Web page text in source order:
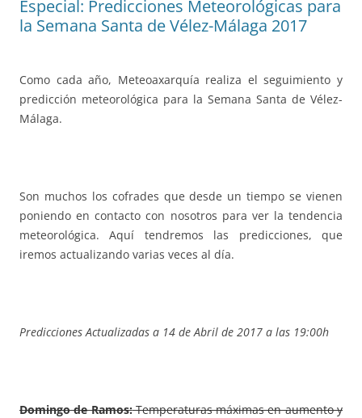
Especial: Predicciones Meteorológicas para
la Semana Santa de Vélez-Málaga 2017
Como cada año, Meteoaxarquía realiza el seguimiento y
predicción meteorológica para la Semana Santa de Vélez-
Málaga.
Son muchos los cofrades que desde un tiempo se vienen
poniendo en contacto con nosotros para ver la tendencia
meteorológica. Aquí tendremos las predicciones, que
iremos actualizando varias veces al día.
Predicciones Actualizadas a 14 de Abril de 2017 a las 19:00h
Domingo de Ramos:Temperaturas máximas en aumento y